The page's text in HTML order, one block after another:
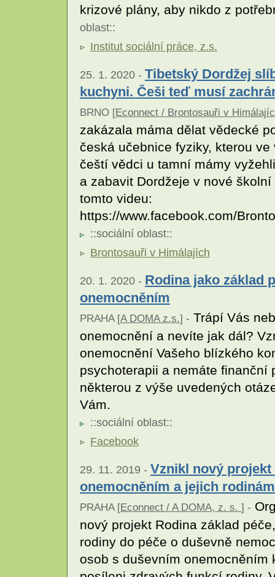
krizové plány, aby nikdo z
oblast::
Institut sociální práce, z.s.
25. 1. 2020 - Tibetský Dordžej
kuchyni. Češi teď musí
BRNO [Econnect / Brontosauři v
zakázala máma dělat vědecké
česká učebnice fyziky, kterou
čeští vědci u tamní mámy
a zabavit Dordžeje v nové
tomto videu:
https://www.facebook.com/
::sociální oblast::
Brontosauři v Himálajích
20. 1. 2020 - Rodina jako základ
onemocněním
PRAHA [A DOMA z.s.] - Trápí Vás
onemocnění a nevíte jak dál?
onemocnění Vašeho blízkého
psychoterapii a nemáte finanční
některou z výše uvedených
Vám.
::sociální oblast::
Facebook
29. 11. 2019 - Vznikl nový
onemocněním a jejich rodinám
PRAHA [Econnect / A DOMA, z. s. ] -
nový projekt Rodina základ
rodiny do péče o duševně
osob s duševním